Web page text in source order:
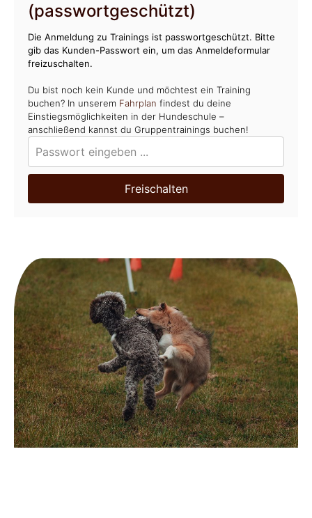
(passwortgeschützt)
Die Anmeldung zu Trainings ist passwortgeschützt. Bitte
gib das Kunden-Passwort ein, um das Anmeldeformular
freizuschalten.
Du bist noch kein Kunde und möchtest ein Training
buchen? In unserem Fahrplan findest du deine
Einstiegsmöglichkeiten in der Hundeschule –
anschließend kannst du Gruppentrainings buchen!
Freischalten